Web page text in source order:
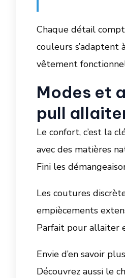
Chaque détail
couleurs s’adaptent
vêtement
Modes et
pull
Le confort, c’est la
avec des matières
Fini les
Les coutures
empiècements
Parfait pour allaiter
Envie d’en savoir
Découvrez aussi le